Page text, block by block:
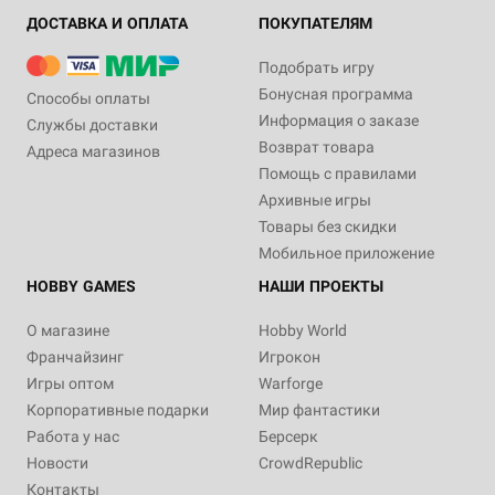
ДОСТАВКА И ОПЛАТА
Способы оплаты
Службы доставки
Адреса магазинов
ПОКУПАТЕЛЯМ
Подобрать игру
Бонусная программа
Информация о заказе
Возврат товара
Помощь с правилами
Архивные игры
Товары без скидки
Мобильное приложение
HOBBY GAMES
О магазине
Франчайзинг
Игры оптом
Корпоративные подарки
Работа у нас
Новости
Контакты
НАШИ ПРОЕКТЫ
Hobby World
Игрокон
Warforge
Мир фантастики
Берсерк
CrowdRepublic